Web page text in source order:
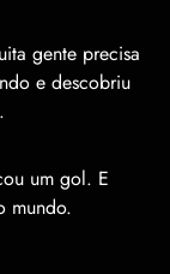
gente precisa
e descobriu
um gol. E
mundo.